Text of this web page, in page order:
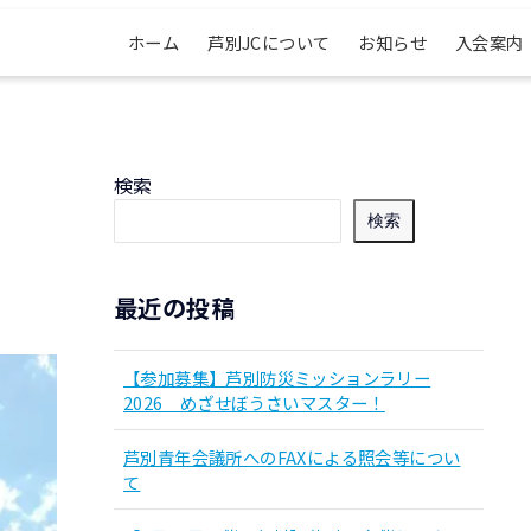
ホーム 芦別JCについて お知らせ 入会案内
検索
検索
最近の投稿
【参加募集】芦別防災ミッションラリー
2026 めざせぼうさいマスター！
芦別青年会議所へのFAXによる照会等につい
て